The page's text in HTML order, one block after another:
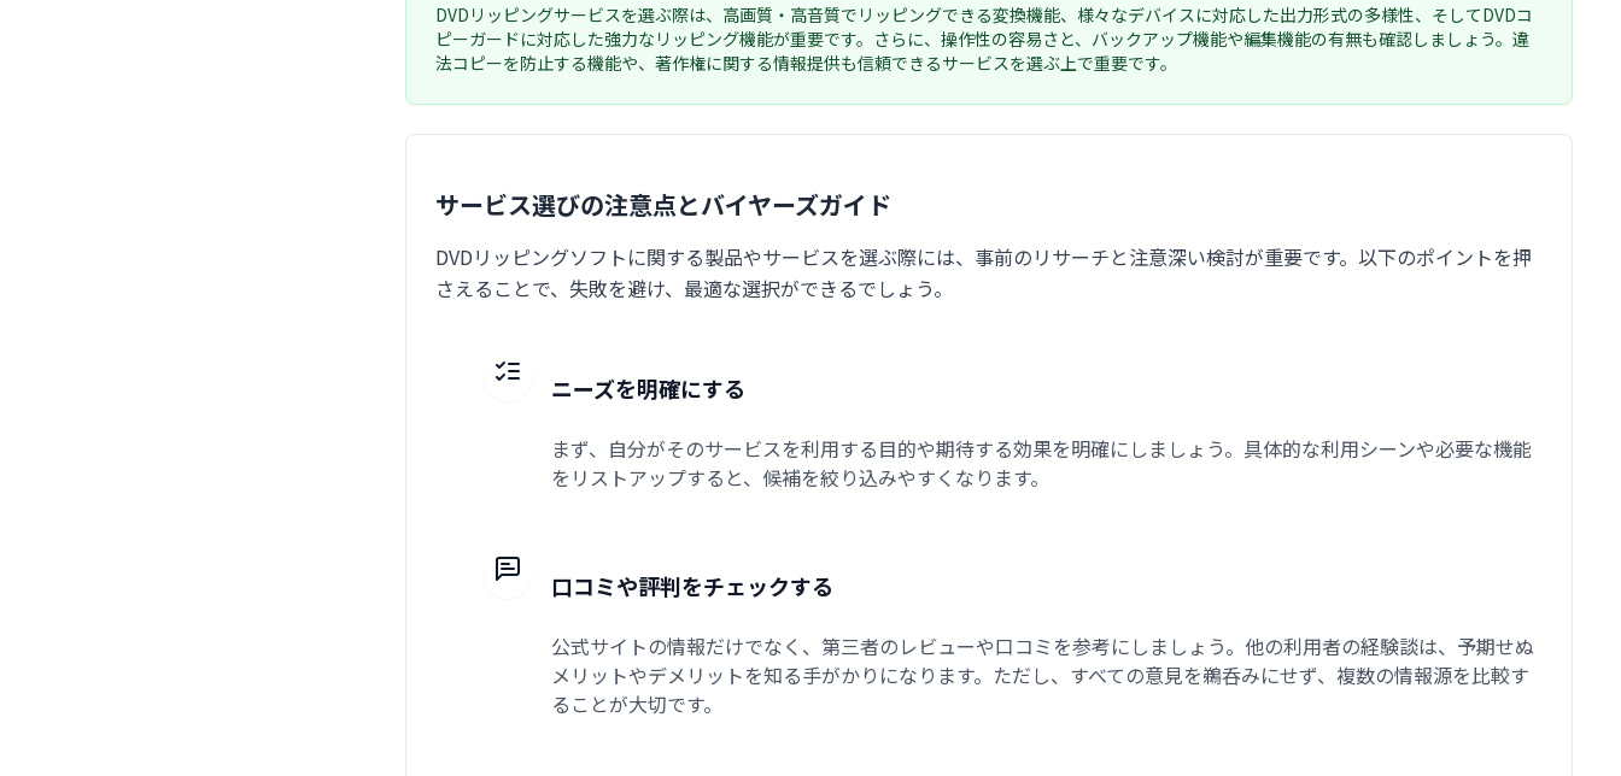
DVDリッピングサービスを選ぶ際は、高画質・高音質でリッピングできる変換機能、様々なデバイスに対応した出力形式の多様性、そしてDVDコ
ピーガードに対応した強力なリッピング機能が重要です。さらに、操作性の容易さと、バックアップ機能や編集機能の有無も確認しましょう。違
法コピーを防止する機能や、著作権に関する情報提供も信頼できるサービスを選ぶ上で重要です。
サービス選びの注意点とバイヤーズガイド
DVDリッピングソフトに関する製品やサービスを選ぶ際には、事前のリサーチと注意深い検討が重要です。以下のポイントを押
さえることで、失敗を避け、最適な選択ができるでしょう。
ニーズを明確にする
まず、自分がそのサービスを利用する目的や期待する効果を明確にしましょう。具体的な利用シーンや必要な機能
をリストアップすると、候補を絞り込みやすくなります。
口コミや評判をチェックする
公式サイトの情報だけでなく、第三者のレビューや口コミを参考にしましょう。他の利用者の経験談は、予期せぬ
メリットやデメリットを知る手がかりになります。ただし、すべての意見を鵜呑みにせず、複数の情報源を比較す
ることが大切です。